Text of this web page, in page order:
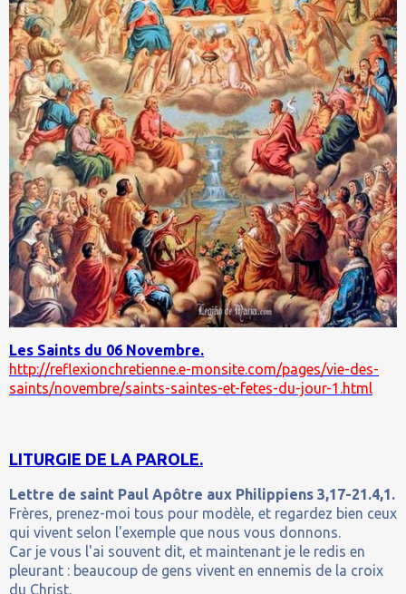
Les Saints du 06 Novembre.
http://reflexionchretienne.e-monsite.com/pages/vie-des-
saints/novembre/saints-saintes-et-fetes-du-jour-1.html
LITURGIE DE LA PAROLE.
Lettre de saint Paul Apôtre aux Philippiens 3,17-21.4,1.
Frères, prenez-moi tous pour modèle, et regardez bien ceux
qui vivent selon l'exemple que nous vous donnons.
Car je vous l'ai souvent dit, et maintenant je le redis en
pleurant : beaucoup de gens vivent en ennemis de la croix
du Christ.